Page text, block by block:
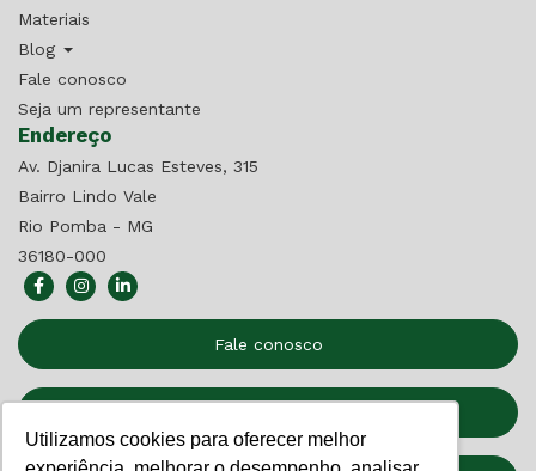
Utilizamos cookies para oferecer melhor
Materiais
Blog
Fale conosco
Seja um representante
Endereço
Av. Djanira Lucas Esteves, 315
Bairro Lindo Vale
Rio Pomba - MG
36180-000
Fale conosco